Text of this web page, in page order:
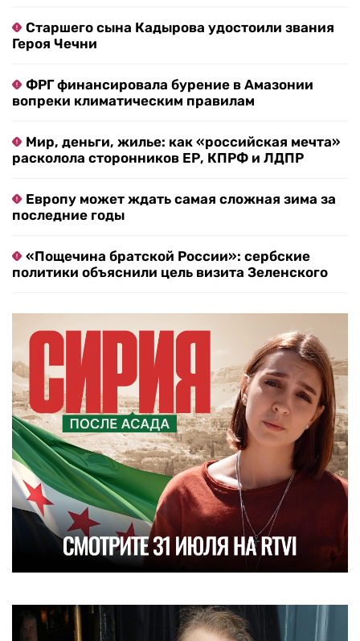
Старшего сына Кадырова удостоили звания
Героя Чечни
ФРГ финансировала бурение в Амазонии
вопреки климатическим правилам
Мир, деньги, жилье: как «российская мечта»
расколола сторонников ЕР, КПРФ и ЛДПР
Европу может ждать самая сложная зима за
последние годы
«Пощечина братской России»: сербские
политики объяснили цель визита Зеленского